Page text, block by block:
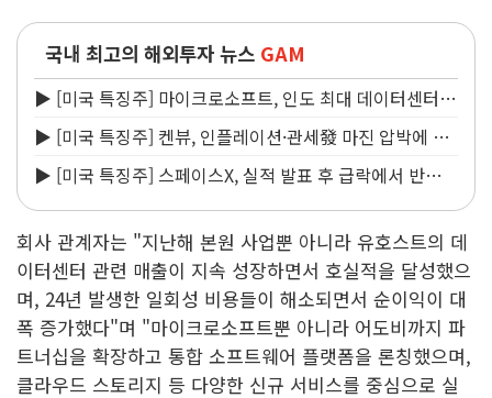
국내 최고의 해외투자 뉴스 GAM
▶ [미국 특징주] 마이크로소프트, 인도 최대 데이터센터
▶ [미국 특징주] 켄뷰, 인플레이션·관세發 마진 압박에 2
▶ [미국 특징주] 스페이스X, 실적 발표 후 급락에서 반
회사 관계자는 "지난해 본원 사업뿐 아니라 유호스트의 데
이터센터 관련 매출이 지속 성장하면서 호실적을 달성했으
며, 24년 발생한 일회성 비용들이 해소되면서 순이익이 대
폭 증가했다"며 "마이크로소프트뿐 아니라 어도비까지 파
트너십을 확장하고 통합 소프트웨어 플랫폼을 론칭했으며,
클라우드 스토리지 등 다양한 신규 서비스를 중심으로 실